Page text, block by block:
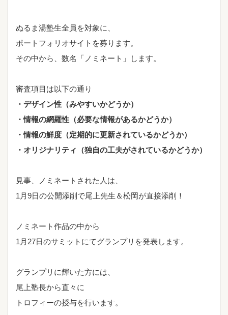
ぬるま湯塾生全員を対象に、
ポートフォリオサイトを募ります。
その中から、数名「ノミネート」します。
審査項目は以下の通り
・デザイン性（みやすいかどうか）
・情報の網羅性（必要な情報があるかどうか）
・情報の鮮度（定期的に更新されているかどうか）
・オリジナリティ（独自の工夫がされているかどうか）
見事、ノミネートされた人は、
1月9日の公開添削で尾上先生＆松岡が直接添削！
ノミネート作品の中から
1月27日のサミットにてグランプリを発表します。
グランプリに輝いた方には、
尾上塾長から直々に
トロフィーの授与を行います。